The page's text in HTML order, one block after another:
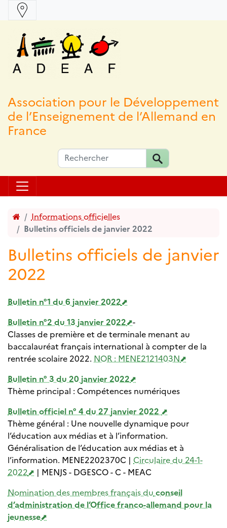
Association pour le Développement
de l’Enseignement de l’Allemand en
France
Accueil
Informations officielles
Bulletins officiels de janvier 2022
Bulletins officiels de janvier
2022
Bulletin n°1 du 6 janvier 2022
Bulletin n°2 du 13 janvier 2022
-
Classes de première et de terminale menant au
baccalauréat français international à compter de la
rentrée scolaire 2022. NOR : MENE2121403N
Bulletin n° 3 du 20 janvier 2022
Thème principal : Compétences numériques
Bulletin officiel n° 4 du 27 janvier 2022
Thème général : Une nouvelle dynamique pour
l’éducation aux médias et à l’information.
Généralisation de l’éducation aux médias et à
l’information. MENE2202370C | Circulaire du 24-1-
2022
| MENJS - DGESCO - C - MEAC
Nomination des membres français du conseil
d’administration de l’Office franco-allemand pour la
jeunesse